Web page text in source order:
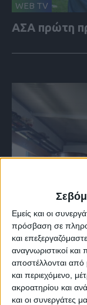
Εμείς και οι
πρόσβαση σε
και
αναγνωριστικοί
αποστέλλονται από
και περιεχόμενο,
ακροατηρίου και
και οι συνεργάτες
WEB TV
ΑΣΑ πρώτη
WEB TV
Αφιέρωμα
Μαχολουρίου